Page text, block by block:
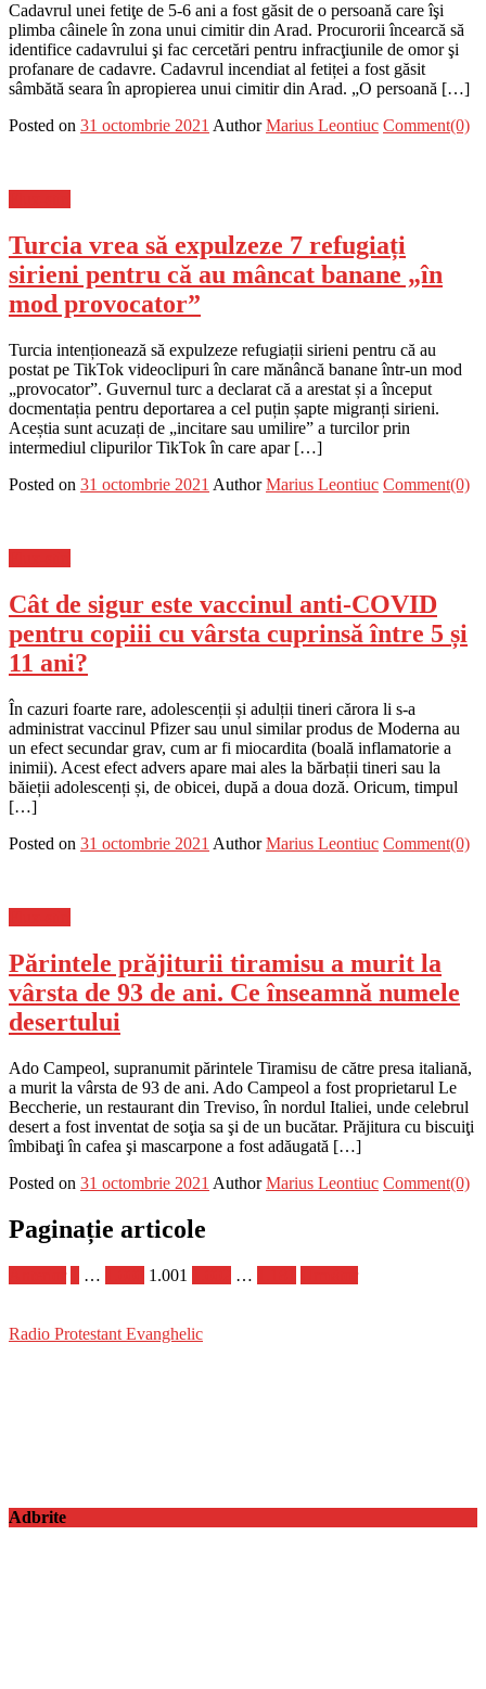
Cadavrul unei fetiţe de 5-6 ani a fost găsit de o persoană care îşi
plimba câinele în zona unui cimitir din Arad. Procurorii încearcă să
identifice cadavrului şi fac cercetări pentru infracţiunile de omor şi
profanare de cadavre. Cadavrul incendiat al fetiței a fost găsit
sâmbătă seara în apropierea unui cimitir din Arad. „O persoană […]
Posted on 31 octombrie 2021 Author Marius Leontiuc Comment(0)
Turcia vrea să expulzeze 7 refugiați
sirieni pentru că au mâncat banane „în
mod provocator”
Turcia intenționează să expulzeze refugiații sirieni pentru că au
postat pe TikTok videoclipuri în care mănâncă banane într-un mod
„provocator”. Guvernul turc a declarat că a arestat și a început
docmentația pentru deportarea a cel puțin șapte migranți sirieni.
Aceștia sunt acuzați de „incitare sau umilire” a turcilor prin
intermediul clipurilor TikTok în care apar […]
Posted on 31 octombrie 2021 Author Marius Leontiuc Comment(0)
Cât de sigur este vaccinul anti-COVID
pentru copiii cu vârsta cuprinsă între 5 și
11 ani?
În cazuri foarte rare, adolescenții și adulții tineri cărora li s-a
administrat vaccinul Pfizer sau unul similar produs de Moderna au
un efect secundar grav, cum ar fi miocardita (boală inflamatorie a
inimii). Acest efect advers apare mai ales la bărbații tineri sau la
băieții adolescenți și, de obicei, după a doua doză. Oricum, timpul
[…]
Posted on 31 octombrie 2021 Author Marius Leontiuc Comment(0)
Părintele prăjiturii tiramisu a murit la
vârsta de 93 de ani. Ce înseamnă numele
desertului
Ado Campeol, supranumit părintele Tiramisu de către presa italiană,
a murit la vârsta de 93 de ani. Ado Campeol a fost proprietarul Le
Beccherie, un restaurant din Treviso, în nordul Italiei, unde celebrul
desert a fost inventat de soţia sa şi de un bucătar. Prăjitura cu biscuiţi
îmbibaţi în cafea şi mascarpone a fost adăugată […]
Posted on 31 octombrie 2021 Author Marius Leontiuc Comment(0)
Paginație articole
… 1.001 …
Radio Protestant Evanghelic
Adbrite